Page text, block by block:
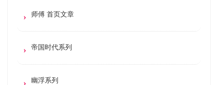
师傅 首页文章
帝国时代系列
幽浮系列